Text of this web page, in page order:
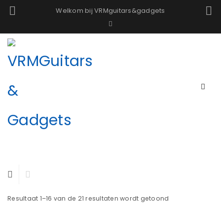
Welkom bij VRMguitars&gadgets
Resultaat 1–16 van de 21 resultaten wordt getoond